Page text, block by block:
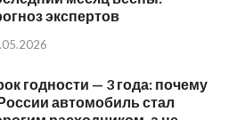
экспертов
годности — 3 года: почему
автомобиль стал